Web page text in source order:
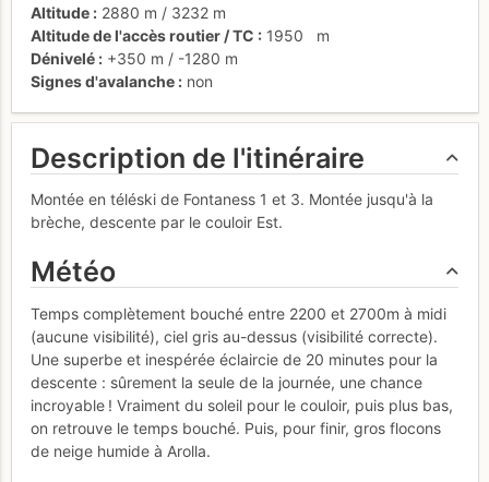
Altitude 2880 m / 3232 m
Altitude de l'accès routier / TC
1950
m
Dénivelé
+350 m / -1280 m
Signes d'avalanche
non
Description de l'itinéraire
Montée en téléski de Fontaness 1 et 3. Montée jusqu'à la
brèche, descente par le couloir Est.
Météo
Temps complètement bouché entre 2200 et 2700m à midi
(aucune visibilité), ciel gris au-dessus (visibilité correcte).
Une superbe et inespérée éclaircie de 20 minutes pour la
descente : sûrement la seule de la journée, une chance
incroyable ! Vraiment du soleil pour le couloir, puis plus bas,
on retrouve le temps bouché. Puis, pour finir, gros flocons
de neige humide à Arolla.